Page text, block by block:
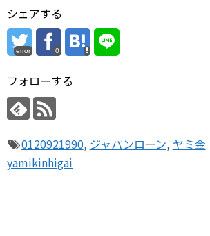
シェアする
error 0
フォローする
0120921990, ジャパンローン, ヤミ金
yamikinhigai